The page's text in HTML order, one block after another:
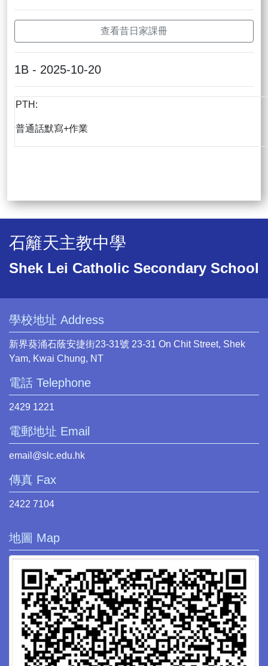
查看昔日家課冊
1B - 2025-10-20
PTH:
普通話默寫+作業
石籬天主教中學
Shek Lei Catholic Secondary School
學校地址 Address
新界葵涌石蔭安捷街23-31號 23-31 On Chit Street, Shek
Yam, Kwai Chung, NT
電話 Telephone
2429 1221
電郵地址 Email
email@slc.edu.hk
傳真 Fax
2422 7104
地圖 Map